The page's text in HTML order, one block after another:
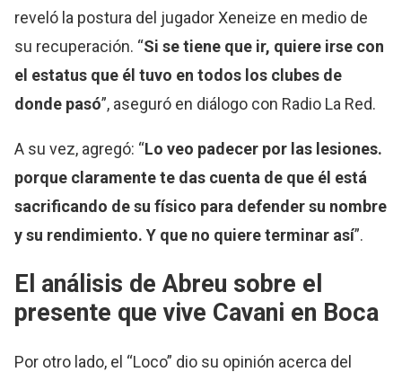
reveló la postura del jugador Xeneize en medio de
su recuperación. “Si se tiene que ir, quiere irse con
el estatus que él tuvo en todos los clubes de
donde pasó”, aseguró en diálogo con Radio La Red.
A su vez, agregó: “Lo veo padecer por las lesiones.
porque claramente te das cuenta de que él está
sacrificando de su físico para defender su nombre
y su rendimiento. Y que no quiere terminar así”.
El análisis de Abreu sobre el
presente que vive Cavani en Boca
Por otro lado, el “Loco” dio su opinión acerca del